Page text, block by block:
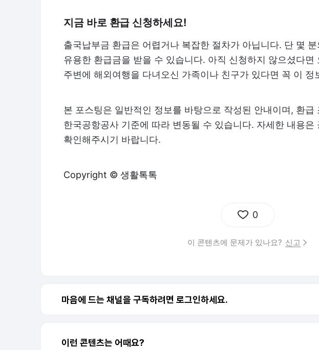
지금 바로 환급 신청하세요!
출국납부금 환급은 어렵거나 복잡한 절차가 아닙니다. 단 몇
유용한 환급금을 받을 수 있습니다. 아직 신청하지 않으셨다면
주변에 해외여행을 다녀오신 가족이나 친구가 있다면 꼭 이 정
본 포스팅은 일반적인 정보를 바탕으로 작성된 안내이며, 환급
한국공항공사 기준에 따라 변동될 수 있습니다. 자세한 내용은
확인해주시기 바랍니다.
Copyright © 생활톡톡
0
이 콘텐츠에 문제가 있나요? 신고
마음에 드는 채널을 구독하려면 로그인하세요.
이런 콘텐츠는 어때요?